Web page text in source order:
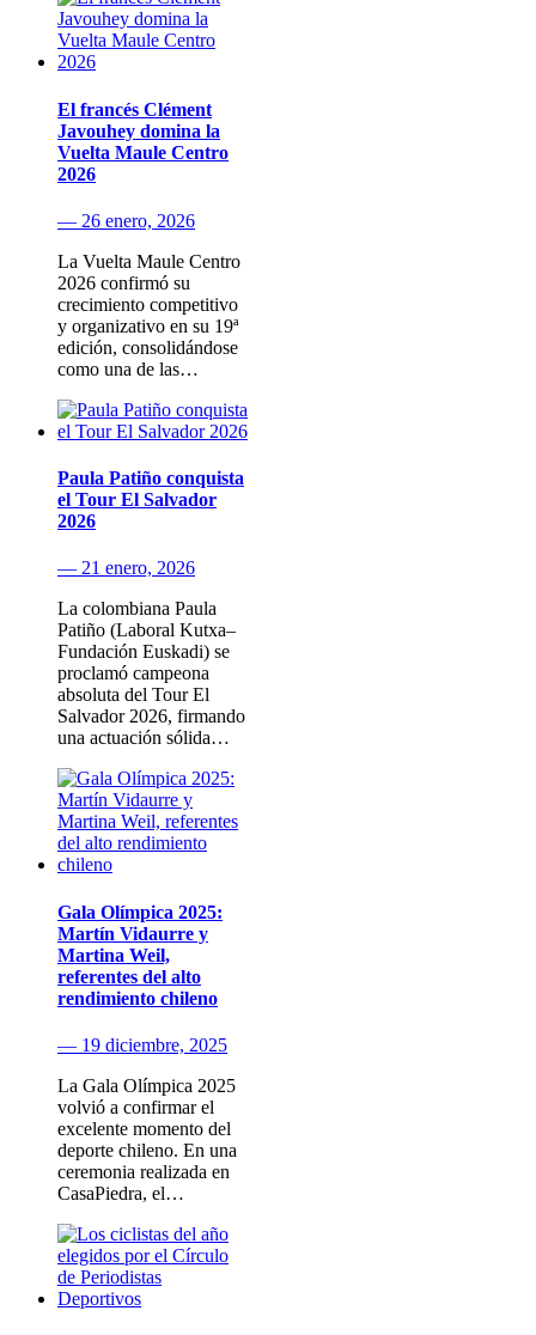
El francés Clément
Javouhey domina la
Vuelta Maule Centro
2026
— 26 enero, 2026
La Vuelta Maule Centro
2026 confirmó su
crecimiento competitivo
y organizativo en su 19ª
edición, consolidándose
como una de las…
Paula Patiño conquista
el Tour El Salvador
2026
— 21 enero, 2026
La colombiana Paula
Patiño (Laboral Kutxa–
Fundación Euskadi) se
proclamó campeona
absoluta del Tour El
Salvador 2026, firmando
una actuación sólida…
Gala Olímpica 2025:
Martín Vidaurre y
Martina Weil,
referentes del alto
rendimiento chileno
— 19 diciembre, 2025
La Gala Olímpica 2025
volvió a confirmar el
excelente momento del
deporte chileno. En una
ceremonia realizada en
CasaPiedra, el…